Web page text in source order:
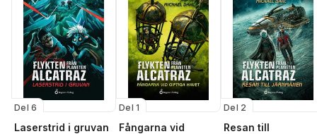
Del 6
Laserstrid i gruvan
Del 1
Fångarna vid
Del 2
Resan till